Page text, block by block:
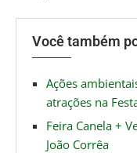
Você também
Ações
atrações na
Feira Canela +
João Corrêa